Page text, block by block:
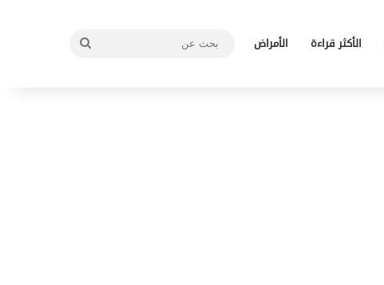
الأكثر قراءة الأمراض